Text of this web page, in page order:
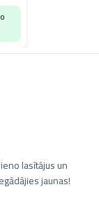
lasītājus un
jaunas!